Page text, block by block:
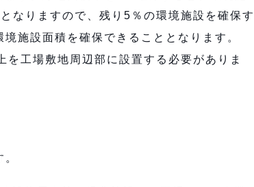
なりますので、残り5％の環境施設を確保す
施設面積を確保できることとなります。
工場敷地周辺部に設置する必要がありま